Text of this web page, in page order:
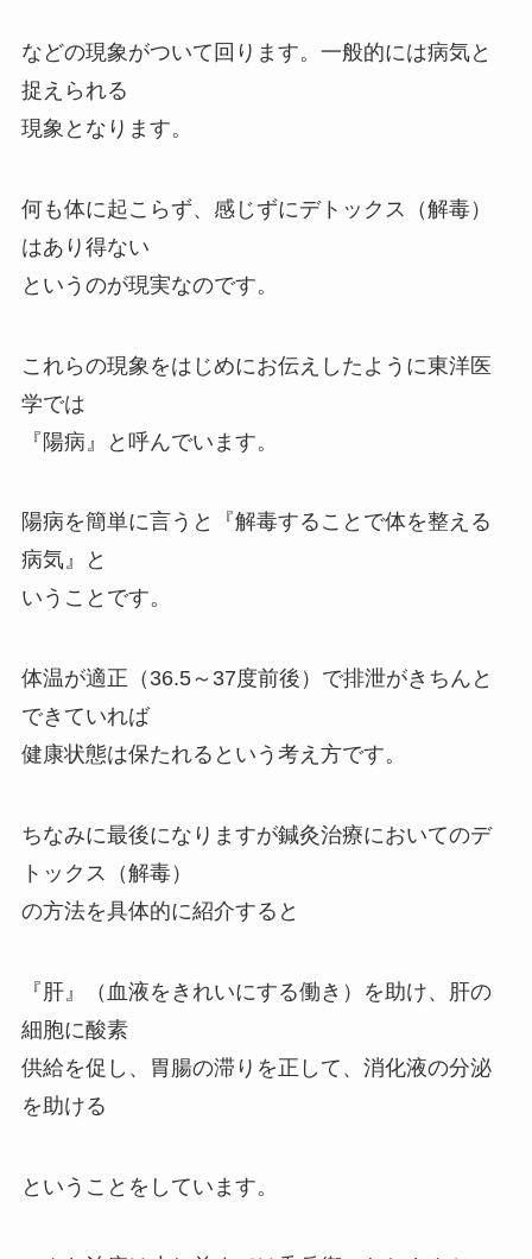
などの現象がついて回ります。一般的には病気と
捉えられる
現象となります。
何も体に起こらず、感じずにデトックス（解毒）
はあり得ない
というのが現実なのです。
これらの現象をはじめにお伝えしたように東洋医
学では
『陽病』と呼んでいます。
陽病を簡単に言うと『解毒することで体を整える
病気』と
いうことです。
体温が適正（36.5～37度前後）で排泄がきちんと
できていれば
健康状態は保たれるという考え方です。
ちなみに最後になりますが鍼灸治療においてのデ
トックス（解毒）
の方法を具体的に紹介すると
『肝』（血液をきれいにする働き）を助け、肝の
細胞に酸素
供給を促し、胃腸の滞りを正して、消化液の分泌
を助ける
ということをしています。